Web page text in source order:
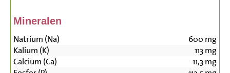
Mineralen
Natrium (Na) 600 mg
Kalium (K)
113mg
Calcium (Ca)
11,3mg